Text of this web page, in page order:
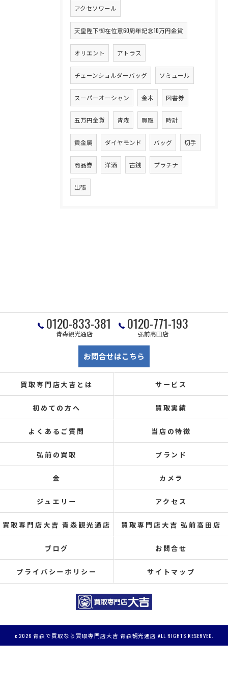
アクセソワール
天皇陛下御在位意60周年記念10万円金貨
オリエント アトラス
チェーンショルダーバッグ ソミュール
スーパーオーシャン 金木 図書券
五万円金貨 青森 買取 時計
貴金属 ダイヤモンド バッグ 切手
商品券 洋酒 古銭 プラチナ
出張
0120-833-381
青森観光通店
0120-771-193
弘前高田店
お問合せはこちら
買取専門店大吉とは サービス
初めての方へ 買取実績
よくあるご質問 当店の特徴
弘前の買取 ブランド
金 カメラ
ジュエリー アクセス
買取専門店大吉 青森観光通店 買取専門店大吉 弘前高田店
ブログ お問合せ
プライバシーポリシー サイトマップ
c 2026 青森で買取なら買取専門店大吉 青森観光通店 ALL RIGHTS RESERVED.